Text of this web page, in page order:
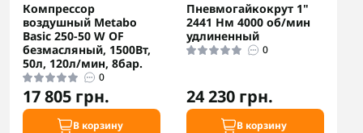
Компрессор
воздушный Metabo
Basic 250-50 W OF
безмасляный, 1500Вт,
50л, 120л/мин, 8бар.
0
17 805 грн.
В корзину
Пневмогайкокрут 1"
2441 Нм 4000 об/мин
удлиненный
0
24 230 грн.
В корзину